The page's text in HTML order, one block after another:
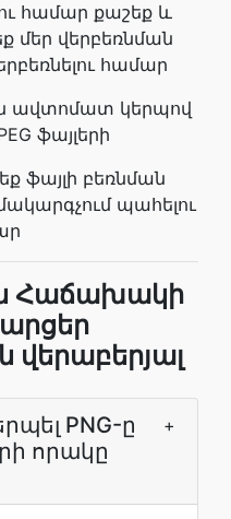
համար քաշեք և
մեր վերբեռնման
համար
ն ավտոմատ կերպով
ֆայլերի
ֆայլի բեռնման
պահելու
Հաճախակի
PNG-ը
որակը
+